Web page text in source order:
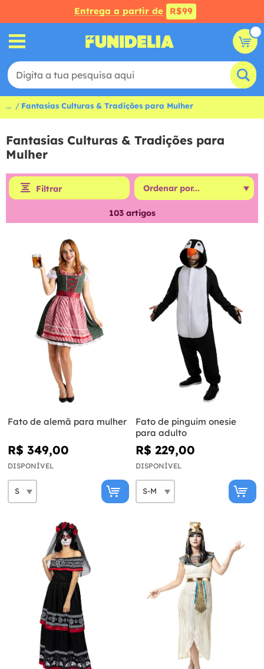
Entrega a partir de R$99
... Fantasias Culturas & Tradições para Mulher
Fantasias Culturas & Tradições para
Mulher
Filtrar
103artigos
Fato de alemã para mulher
R$ 349,00
DISPONÍVEL
Fato de pinguim onesie
para adulto
R$ 229,00
DISPONÍVEL